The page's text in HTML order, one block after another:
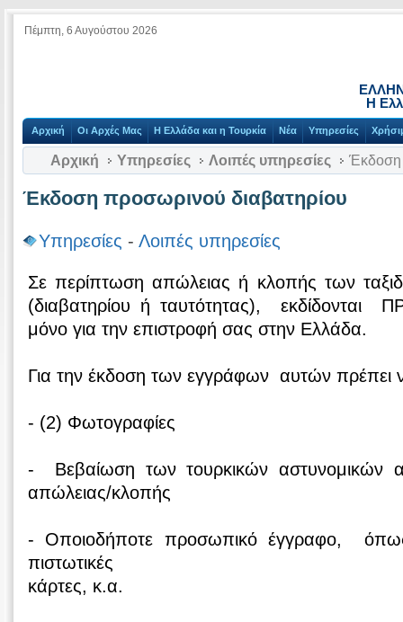
Πέμπτη, 6 Αυγούστου 2026
Η
Αρχική Οι Αρχές Μας Η Ελλάδα και η Τουρκία Νέα Υπηρεσίες
Αρχική Υπηρεσίες Λοιπές υπηρεσίες Έκδοση
Έκδοση προσωρινού διαβατηρίου
Υπηρεσίες - Λοιπές υπηρεσίες
Σε περίπτωση απώλειας ή κλοπής των
(διαβατηρίου ή ταυτότητας), εκδίδονται
μόνο για την επιστροφή σας στην Ελλάδα.
Για την έκδοση των εγγράφων αυτών πρέπει
- (2) Φωτογραφίες
- Βεβαίωση των τουρκικών
απώλειας/κλοπής
- Οποιοδήποτε προσωπικό έγγραφο,
πιστωτικές
κάρτες, κ.α.